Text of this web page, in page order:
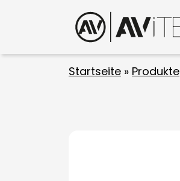
Startseite » Produkte